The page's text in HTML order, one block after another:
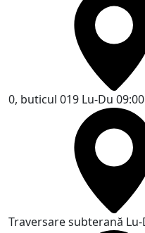
0, buticul 019 Lu-Du
Traversare subterană